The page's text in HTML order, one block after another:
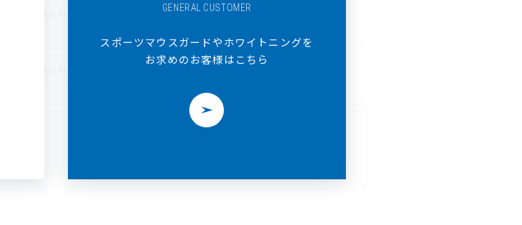
GENERAL CUSTOMER
スポーツマウスガードやホワイトニングを
お求めのお客様はこちら
＞